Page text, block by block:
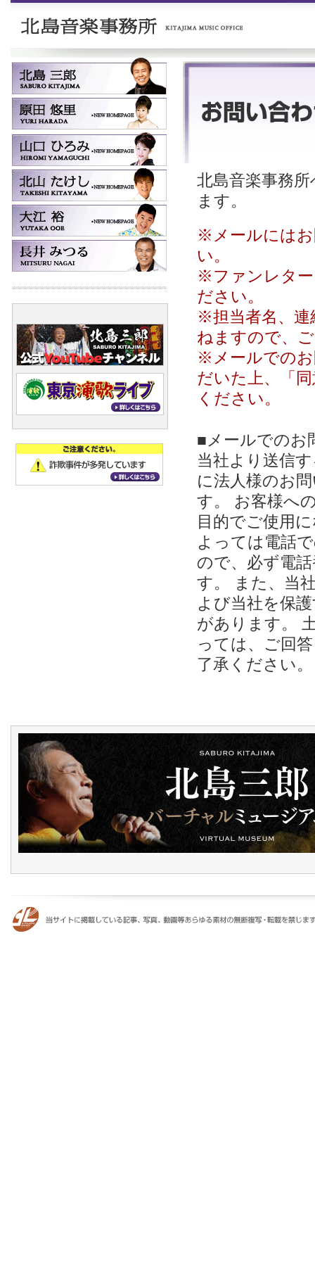
北島音楽事務
ます。
※メールにはお
い。
※ファンレター
ださい。
※担当者名、連
ねますので、
※メールでのお
だいた上、「
ください。
■メールでのお
当社より送信
に法人様のお
す。 お客様へ
目的でご使用
よっては電話
ので、必ず電
す。 また、当
よび当社を保
があります。
っては、ご回
了承ください。